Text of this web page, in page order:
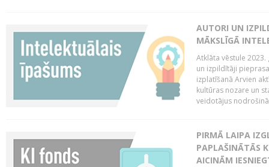
AUTORI UN
MĀKSLĪGĀ
Atklāta vēstule
un izpildītāji
izplatīšanā Arvien
kultūras nozare un
veidotājus
PIRMĀ LAIPA
PAPLAŠINĀTĀS
AICINĀM